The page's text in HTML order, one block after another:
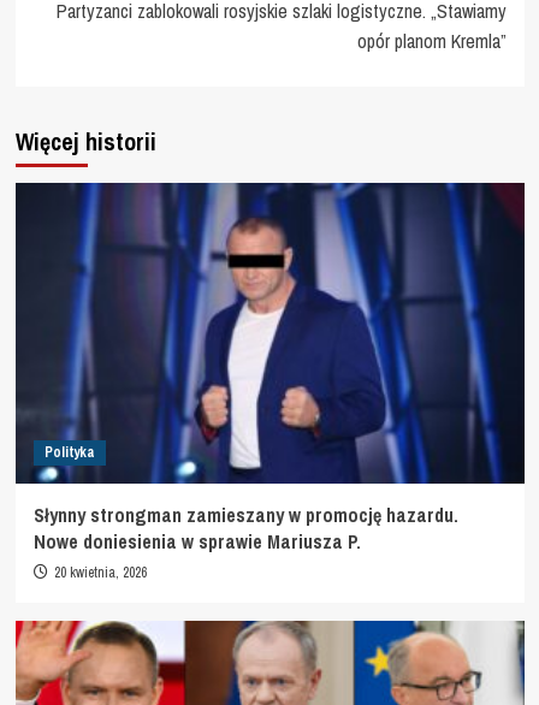
Partyzanci zablokowali rosyjskie szlaki logistyczne. „Stawiamy
opór planom Kremla”
Więcej historii
Polityka
Słynny strongman zamieszany w promocję hazardu.
Nowe doniesienia w sprawie Mariusza P.
20 kwietnia, 2026